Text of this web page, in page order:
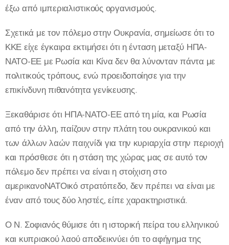
έξω από ιμπεριαλιστικούς οργανισμούς.
Σχετικά με τον πόλεμο στην Ουκρανία, σημείωσε ότι το
ΚΚΕ είχε έγκαιρα εκτιμήσει ότι η ένταση μεταξύ ΗΠΑ-
ΝΑΤΟ-ΕΕ με Ρωσία και Κίνα δεν θα λύνονταν πάντα με
πολιτικούς τρόπους, ενώ προειδοποίησε για την
επικίνδυνη πιθανότητα γενίκευσης.
Ξεκαθάρισε ότι ΗΠΑ-ΝΑΤΟ-ΕΕ από τη μία, και Ρωσία
από την άλλη, παίζουν στην πλάτη του ουκρανικού και
των άλλων λαών παιχνίδι για την κυριαρχία στην περιοχή
και πρόσθεσε ότι η στάση της χώρας μας σε αυτό τον
πόλεμο δεν πρέπει να είναι η στοίχιση στο
αμερικανοΝΑΤΟικό στρατόπεδο, δεν πρέπει να είναι με
έναν από τους δύο ληστές, είπε χαρακτηριστικά.
Ο Ν. Σοφιανός θύμισε ότι η ιστορική πείρα του ελληνικού
και κυπριακού λαού αποδεικνύει ότι το αφήγημα της